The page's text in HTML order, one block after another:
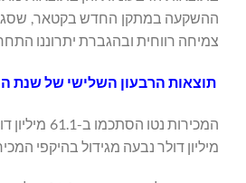
צמיחה רווחית ובהגברת יתרוננו
תוצאות הרבעון השלישי של שנת
מיליון דולר נבעה מגידול בהיקפי